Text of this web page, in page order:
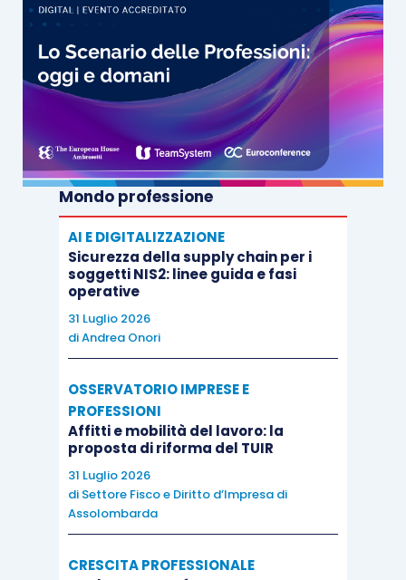
documento, viene sicuramente
agevolata
l’operatività, rispetto alla prassi nazionale che
invece la richiede, per quei casi in cui il
trasportatore, per fornire al proprio committente
il documento di ricezione della merce firmato dal
cliente, deveistruire apposite procedure
amministrative, che spesso sonooggetto di
fatturazione di importi supplementari
Mondo professione
AI E DIGITALIZZAZIONE
Sicurezza della supply chain per i
soggetti NIS2: linee guida e fasi
operative
31 Luglio 2026
diAndrea Onori
OSSERVATORIO IMPRESE E
PROFESSIONI
Affitti e mobilità del lavoro: la
proposta di riforma del TUIR
31 Luglio 2026
di Settore Fisco e Diritto d’Impresa di
Assolombarda
CRESCITA PROFESSIONALE